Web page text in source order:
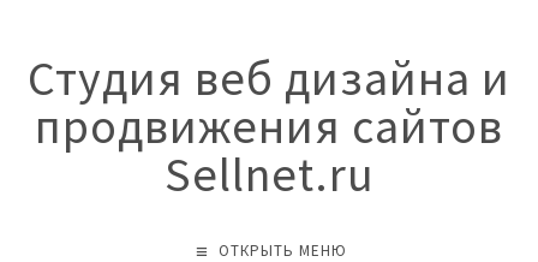
Студия веб дизайна и
продвижения сайтов
Sellnet.ru
ОТКРЫТЬ МЕНЮ